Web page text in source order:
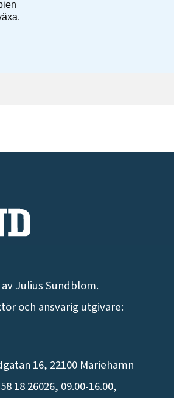
Julius Sundblom.
och ansvarig utgivare:
16, 22100 Mariehamn
18 26026, 09.00-16.00,